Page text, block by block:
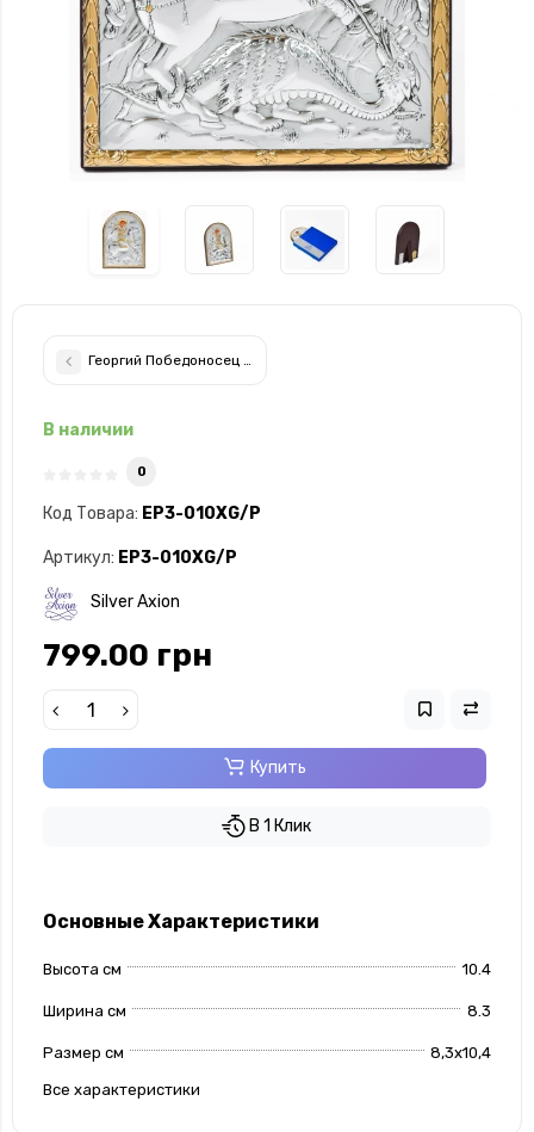
Георгий Победоносец Икона 12х15,2см арочной формы без
В наличии
0
Код Товара: EP3-010XG/P
Артикул: EP3-010XG/P
Silver Axion
799.00 грн
Купить
В 1 Клик
Основные Характеристики
Высота см 10.4
Ширина см 8.3
Размер см 8,3х10,4
Все характеристики